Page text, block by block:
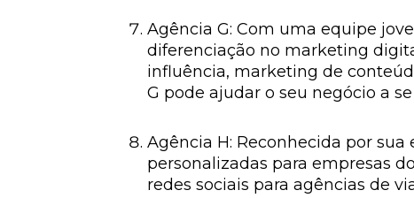
Agência G: Com uma equipe
diferenciação no marketing
influência, marketing de
G pode ajudar o seu negócio a
Agência H: Reconhecida por
personalizadas para empresas
redes sociais para agências de